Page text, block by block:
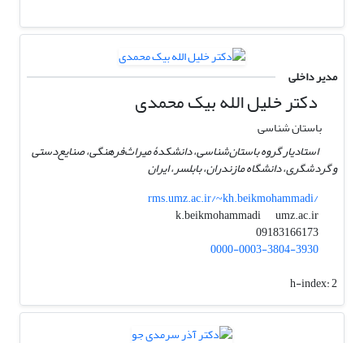
مدیر داخلی
دکتر خلیل الله بیک محمدی
باستان شناسی
استادیار گروه باستان‌شناسی، دانشکدۀ میراث‌فرهنگی، صنایع‌دستی
و گردشگری، دانشگاه مازندران، بابلسر، ایران
rms.umz.ac.ir/~kh.beikmohammadi/
k.beikmohammadi
umz.ac.ir
09183166173
0000-0003-3804-3930
h-index:2